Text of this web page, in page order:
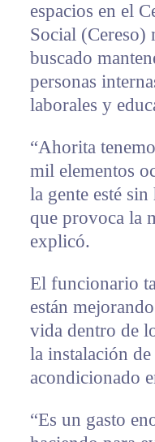
espacios en el
Social (Cereso)
buscado
personas
laborales y
“Ahorita
mil elementos
la gente esté
que provoca la
explicó.
El funcionario
están
vida dentro de
la instalación de
acondicionado
“Es un gasto